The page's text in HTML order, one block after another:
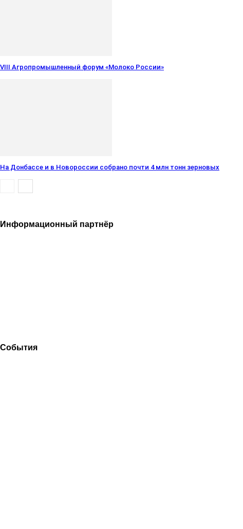
VIII Агропромышленный форум «Молоко России»
На Донбассе и в Новороссии собрано почти 4 млн тонн зерновых
Информационный партнёр
События